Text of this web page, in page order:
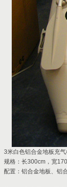
3米白色铝合金地板充
规格：长300cm，宽
配置：铝合金地板、铝